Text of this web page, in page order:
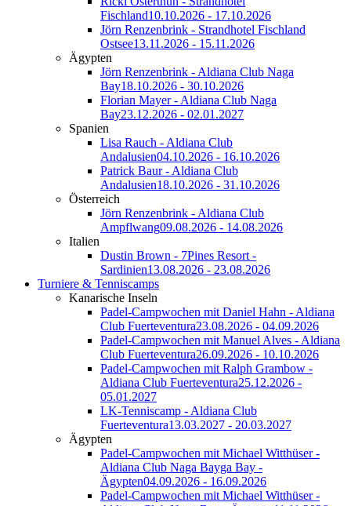
Fischland10.10.2026 - 17.10.2026
Jörn Renzenbrink - Strandhotel Fischland
Ostsee13.11.2026 - 15.11.2026
Ägypten
Jörn Renzenbrink - Aldiana Club Naga
Bay18.10.2026 - 30.10.2026
Florian Mayer - Aldiana Club Naga
Bay23.12.2026 - 02.01.2027
Spanien
Lisa Rauch - Aldiana Club
Andalusien04.10.2026 - 16.10.2026
Patrick Baur - Aldiana Club
Andalusien18.10.2026 - 31.10.2026
Österreich
Jörn Renzenbrink - Aldiana Club
Ampflwang09.08.2026 - 14.08.2026
Italien
Dustin Brown - 7Pines Resort -
Sardinien13.08.2026 - 23.08.2026
Turniere & Tenniscamps
Kanarische Inseln
Padel-Campwochen mit Daniel Hahn - Aldiana
Club Fuerteventura23.08.2026 - 04.09.2026
Padel-Campwochen mit Manuel Alves - Aldiana
Club Fuerteventura26.09.2026 - 10.10.2026
Padel-Campwochen mit Ralph Grambow -
Aldiana Club Fuerteventura25.12.2026 -
05.01.2027
LK-Tenniscamp - Aldiana Club
Fuerteventura13.03.2027 - 20.03.2027
Ägypten
Padel-Campwochen mit Michael Witthüser -
Aldiana Club Naga Bayga Bay -
Ägypten04.09.2026 - 16.09.2026
Padel-Campwochen mit Michael Witthüser -